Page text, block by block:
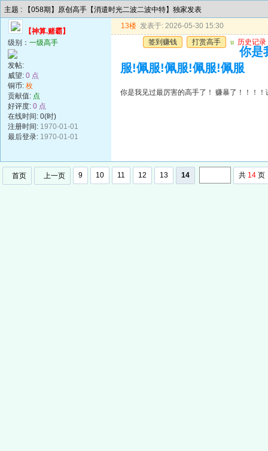
主题 : 【058期】原创高手【消遣时光二波二波中特】独家发表
【神算.赌霸】
级别： 一级高手
发帖:
威望: 0 点
铜币: 枚
贡献值: 点
好评度: 0 点
在线时间: 0(时)
注册时间: 1970-01-01
最后登录: 1970-01-01
13楼 发表于: 2026-05-30 15:30
签到赚钱
打赏高手 u 历史记录
你是
服!佩服!佩服!佩服!佩服
你是我见过最厉害的高手了！ 赚暴了！！！
首页 上一页 9 10 11 12 13 14 共 14 页